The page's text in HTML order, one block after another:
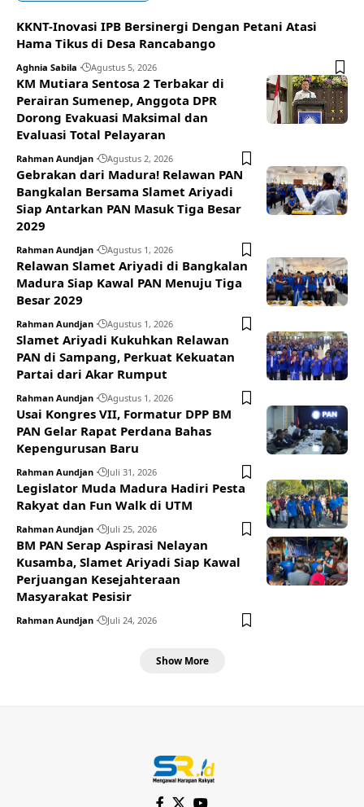
KKNT-Inovasi IPB Bersinergi Dengan Petani Atasi
Hama Tikus di Desa Rancabango
Aghnia Sabila Agustus 5, 2026
KM Mutiara Sentosa 2 Terbakar di
Perairan Sumenep, Anggota DPR
Dorong Evakuasi Maksimal dan
Evaluasi Total Pelayaran
Rahman Aundjan Agustus 2, 2026
Gebrakan dari Madura! Relawan PAN
Bangkalan Bersama Slamet Ariyadi
Siap Antarkan PAN Masuk Tiga Besar
2029
Rahman Aundjan Agustus 1, 2026
Relawan Slamet Ariyadi di Bangkalan
Madura Siap Kawal PAN Menuju Tiga
Besar 2029
Rahman Aundjan Agustus 1, 2026
Slamet Ariyadi Kukuhkan Relawan
PAN di Sampang, Perkuat Kekuatan
Partai dari Akar Rumput
Rahman Aundjan Agustus 1, 2026
Usai Kongres VII, Formatur DPP BM
PAN Gelar Rapat Perdana Bahas
Kepengurusan Baru
Rahman Aundjan Juli 31, 2026
Legislator Muda Madura Hadiri Pesta
Rakyat dan Fun Walk di UTM
Rahman Aundjan Juli 25, 2026
BM PAN Serap Aspirasi Nelayan
Kusamba, Slamet Ariyadi Siap Kawal
Perjuangan Kesejahteraan
Masyarakat Pesisir
Rahman Aundjan Juli 24, 2026
Show More